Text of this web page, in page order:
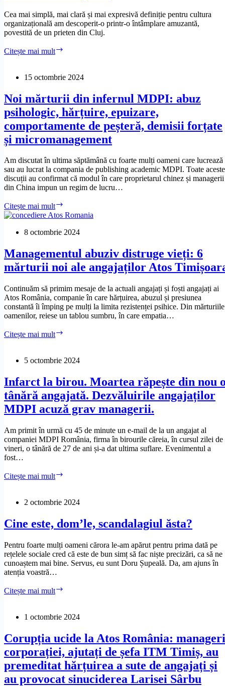
Cea mai simplă, mai clară și mai expresivă definiție pentru cultura
organizațională am descoperit-o printr-o întâmplare amuzantă,
povestită de un prieten din Cluj.
Citește mai mult
partid:
să
vă
furăm
pic?”
15 octombrie 2024
Noi mărturii din infernul MDPI: abuz
psihologic, hărțuire, epuizare,
comportamente de peșteră, demisii forțate
și micromanagement
Am discutat în ultima săptămână cu foarte mulți oameni care lucrează
sau au lucrat la compania de publishing academic MDPI. Toate aceste
discuții au confirmat că modul în care proprietarul chinez și managerii
din China impun un regim de lucru…
Citește mai mult
mărturii
infernul
abuz
psihologic,
hărțuire,
comportamente
de
peșteră,
demisii
8 octombrie 2024
Managementul abuziv distruge vieți: 6
mărturii noi ale angajaților Atos
Continuăm să primim mesaje de la actuali angajați și foști angajați ai
Atos România, companie în care hărțuirea, abuzul și presiunea
constantă îi împing pe mulți la limita rezistenței psihice. Din mărturiile
oamenilor, reiese un tablou sumbru, în care empatia…
Citește mai mult
vieți:
mărturii
noi
ale
angajaților
Atos
5 octombrie 2024
Infarct la birou. Moartea răpește din nou
tânără angajată. Dezvăluirile angajaților
MDPI acuză grav managerii.
Am primit în urmă cu 45 de minute un e-mail de la un angajat al
companiei MDPI România, firma în birourile căreia, în cursul zilei de
vineri, o tânără de 27 de ani și-a dat ultima suflare. Evenimentul a
fost…
Citește mai mult
Moartea
nou
tânără
angajată.
Dezvăluirile
2 octombrie 2024
Cine este, dom’le, scandalagiul ăsta?
Pentru foarte mulți oameni cărora le-am apărut pentru prima dată pe
rețelele sociale cred că este de bun simț să fac niște precizări, ca să ne
cunoaștem mai bine. Servus, eu sunt Doru Șupeală. Da, am ajuns în
atenția voastră…
Citește mai mult
scandalagiul
1 octombrie 2024
Corupția ucide la Atos România:
corporației, ajutați de șefa ITM Timiș, au
premeditat hărțuirea a sute de angajați și
au provocat sinuciderea Larisei Sârbu